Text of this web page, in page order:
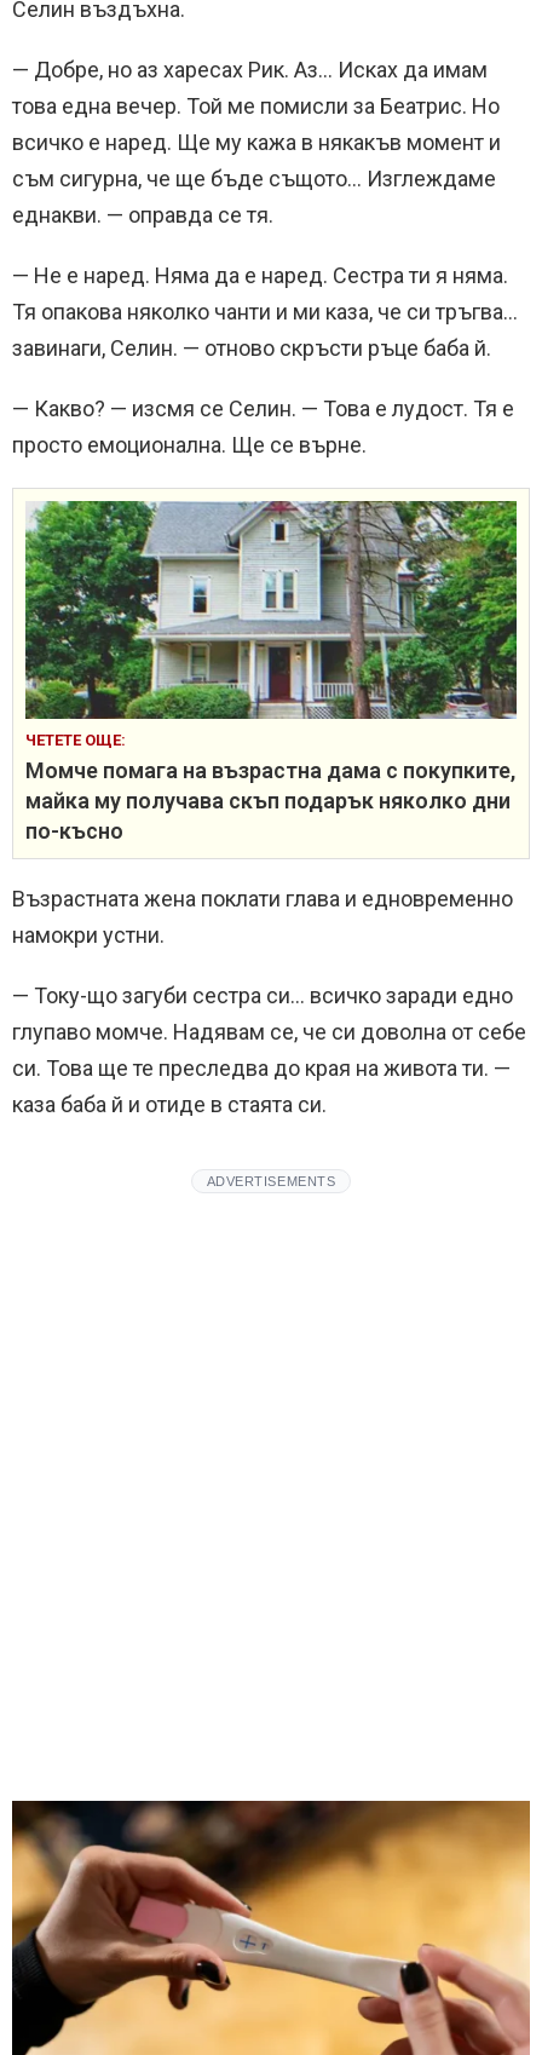
Селин въздъхна.
— Добре, но аз харесах Рик. Аз… Исках да имам
това една вечер. Той ме помисли за Беатрис. Но
всичко е наред. Ще му кажа в някакъв момент и
съм сигурна, че ще бъде същото… Изглеждаме
еднакви. — оправда се тя.
— Не е наред. Няма да е наред. Сестра ти я няма.
Тя опакова няколко чанти и ми каза, че си тръгва…
завинаги, Селин. — отново скръсти ръце баба й.
— Какво? — изсмя се Селин. — Това е лудост. Тя е
просто емоционална. Ще се върне.
ЧЕТЕТЕ ОЩЕ:
Момче помага на възрастна дама с покупките,
майка му получава скъп подарък няколко дни
по-късно
Възрастната жена поклати глава и едновременно
намокри устни.
— Току-що загуби сестра си… всичко заради едно
глупаво момче. Надявам се, че си доволна от себе
си. Това ще те преследва до края на живота ти. —
каза баба й и отиде в стаята си.
ADVERTISEMENTS